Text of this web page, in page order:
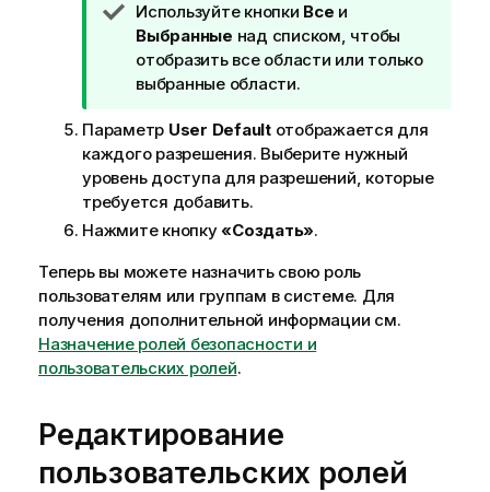
П
р
и
м
ч
а
н
и
е
п
о
д
с
к
к
е
Используйте кнопки Все и
Выбранные над списком, чтобы
отобразить все области или только
выбранные области.
Параметр User Defaultотображается для
каждого разрешения. Выберите нужный
уровень доступа для разрешений, которые
требуется добавить.
Нажмите кнопку«Создать».
Теперь вы можете назначить свою роль
пользователям или группам в системе. Для
получения дополнительной информации см.
Назначение ролей безопасности и
пользовательских ролей.
Редактирование
пользовательских ролей